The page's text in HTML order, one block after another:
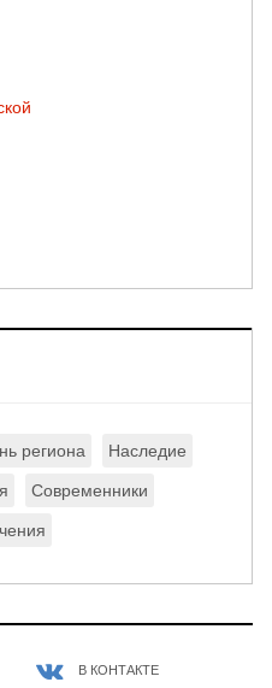
региона Наследие
Современники
В КОНТАКТЕ